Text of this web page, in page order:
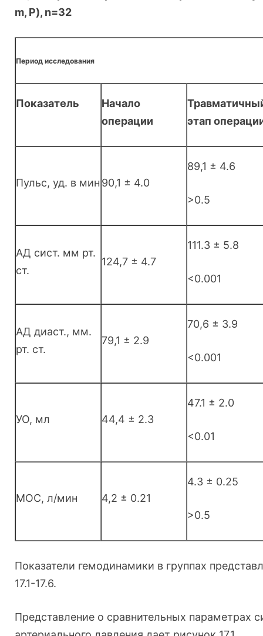
m, P), n=32
Период исследования
Показатель
Начало
операции
этап
Пульс, уд. в мин 90,1 ± 4.0
89,1 ± 4.6
>0.5
АД сист. мм рт.
ст.
124,7 ± 4.7
111.3 ± 5.8
<0.001
АД диаст., мм.
рт. ст.
79,1 ± 2.9
70,6 ± 3.9
<0.001
УО, мл 44,4 ± 2.3
47.1 ± 2.0
<0.01
МОС, л/мин 4,2 ± 0.21
4.3 ± 0.25
>0.5
Показатели гемодинамики в группах
17.1-17.6.
Представление о сравнительных параметрах